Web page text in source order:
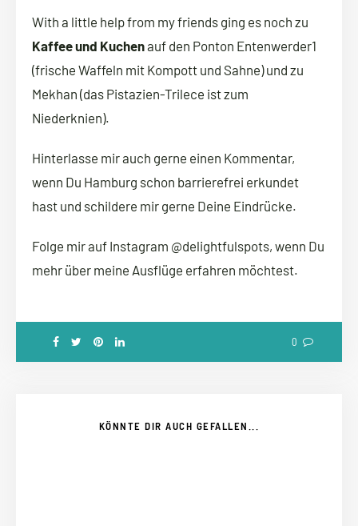
With a little help from my friends ging es noch zu
Kaffee und Kuchenauf den Ponton Entenwerder1
(frische Waffeln mit Kompott und Sahne) und zu
Mekhan (das Pistazien-Trilece ist zum
Niederknien).
Hinterlasse mir auch gerne einen Kommentar,
wenn Du Hamburg schon barrierefrei erkundet
hast und schildere mir gerne Deine Eindrücke.
Folge mir auf Instagram @delightfulspots, wenn Du
mehr über meine Ausflüge erfahren möchtest.
0
KÖNNTE DIR AUCH GEFALLEN...